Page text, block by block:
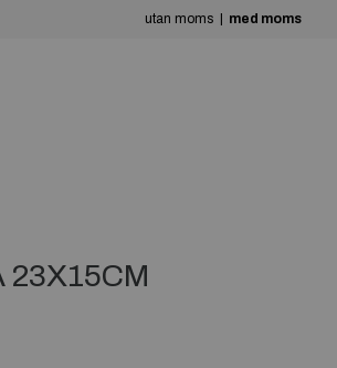
utan moms med moms
23X15CM